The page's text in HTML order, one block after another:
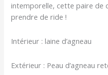
intemporelle, cette paire de
prendre de ride !
Intérieur : laine d’agneau
Extérieur : Peau d’agneau